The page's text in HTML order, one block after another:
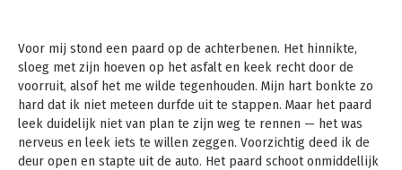
Voor mij stond een paard op de achterbenen. Het hinnikte,
sloeg met zijn hoeven op het asfalt en keek recht door de
voorruit, alsof het me wilde tegenhouden. Mijn hart bonkte zo
hard dat ik niet meteen durfde uit te stappen. Maar het paard
leek duidelijk niet van plan te zijn weg te rennen — het was
nerveus en leek iets te willen zeggen. Voorzichtig deed ik de
deur open en stapte uit de auto. Het paard schoot onmiddellijk